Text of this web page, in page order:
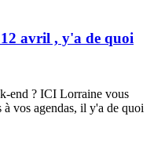
avril , y'a de quoi
end ? ICI Lorraine vous
vos agendas, il y'a de quoi